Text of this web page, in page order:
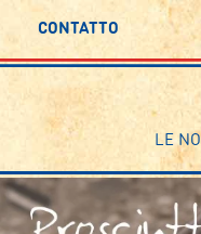
CONTATTO
LE